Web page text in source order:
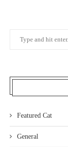
Featured Cat
General